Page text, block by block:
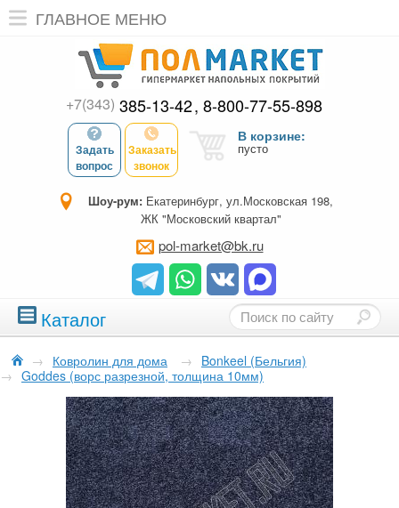
ГЛАВНОЕ МЕНЮ
+7(343) 385-13-42 8-800-77-55-898
Задать
вопрос
Заказать
звонок
В корзине:
пусто
Шоу-рум: Екатеринбург, ул.Московская 198,
ЖК "Московский квартал"
pol-market@bk.ru
Каталог
→ Ковролин для дома → Bonkeel (Бельгия)
→ Goddes (ворс разрезной, толщина 10мм)